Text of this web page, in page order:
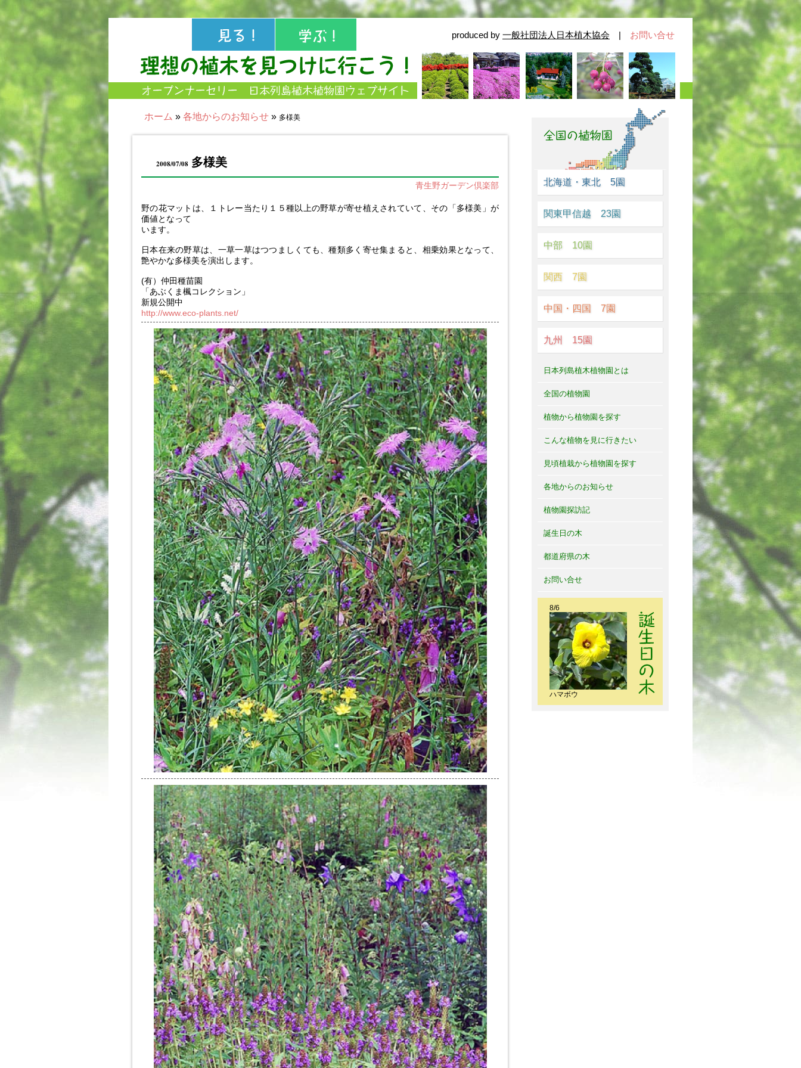
produced by 一般社団法人日本植木協会 | お問い合せ
ホーム » 各地からのお知らせ » 多様美
2008/07/08 多様美
青生野ガーデン倶楽部
野の花マットは、１トレー当たり１５種以上の野草が寄せ植えされていて、その「多様美」が
価値となって
います。
日本在来の野草は、一草一草はつつましくても、種類多く寄せ集まると、相乗効果となって、
艶やかな多様美を演出します。
(有）仲田種苗園
「あぶくま楓コレクション」
新規公開中
http://www.eco-plants.net/
北海道・東北 5園
関東甲信越 23園
中部 10園
関西 7園
中国・四国 7園
九州 15園
日本列島植木植物園とは
全国の植物園
植物から植物園を探す
こんな植物を見に行きたい
見頃植栽から植物園を探す
各地からのお知らせ
植物園探訪記
誕生日の木
都道府県の木
お問い合せ
8/6
ハマボウ